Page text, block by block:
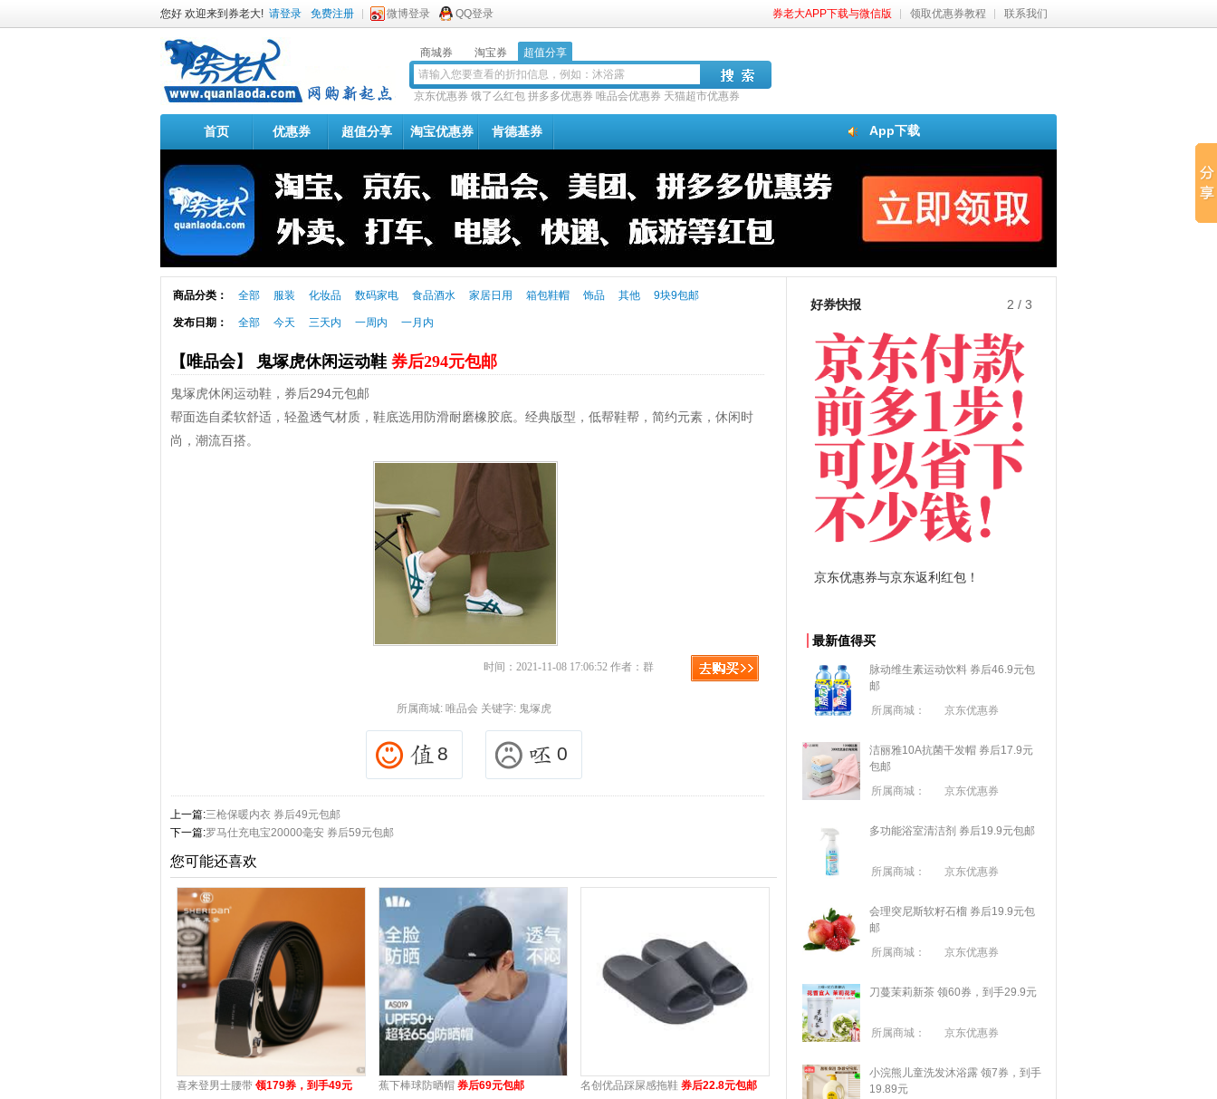
您好 欢迎来到券老大! 请登录 免费注册 微博登录 QQ登录 券老大APP下载与微信版 领取优惠券教程 联系我们
商城券 淘宝券 超值分享
京东优惠券 饿了么红包 拼多多优惠券 唯品会优惠券 天猫超市优惠券
App下载
首页 优惠券 超值分享 淘宝优惠券 肯德基券
商品分类： 全部 服装 化妆品 数码家电 食品酒水 家居日用 箱包鞋帽 饰品 其他 9块9包邮
发布日期： 全部 今天 三天内 一周内 一月内
【唯品会】 鬼塚虎休闲运动鞋 券后294元包邮
鬼塚虎休闲运动鞋，券后294元包邮
帮面选自柔软舒适，轻盈透气材质，鞋底选用防滑耐磨橡胶底。经典版型，低帮鞋帮，简约元素，休闲时
尚，潮流百搭。
时间：2021-11-08 17:06:52 作者：群
所属商城: 唯品会 关键字: 鬼塚虎
8 0
上一篇:三枪保暖内衣 券后49元包邮
下一篇:罗马仕充电宝20000毫安 券后59元包邮
您可能还喜欢
喜来登男士腰带 领179券，到手49元 蕉下棒球防晒帽 券后69元包邮 名创优品踩屎感拖鞋 券后22.8元包邮
好券快报 3 / 3
淘宝优惠券+淘宝返利 拼多多优惠券+拼多多返利
最新值得买
脉动维生素运动饮料 券后46.9元包
邮
所属商城：
京东优惠券
洁丽雅10A抗菌干发帽 券后17.9元
包邮
所属商城：
京东优惠券
多功能浴室清洁剂 券后19.9元包邮
所属商城： 京东优惠券
会理突尼斯软籽石榴 券后19.9元包
邮
所属商城：
京东优惠券
刀蔓茉莉新茶 领60券，到手29.9元
所属商城： 京东优惠券
小浣熊儿童洗发沐浴露 领7券，到手
19.89元